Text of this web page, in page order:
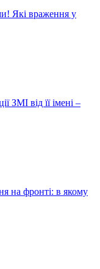
Які враження у
ЗМІ від її імені –
на фронті: в якому